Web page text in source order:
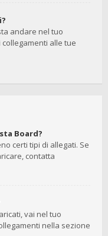
andare nel tuo
alle tue
Board?
certi tipi di allegati. Se
contatta
vai nel tuo
nella sezione